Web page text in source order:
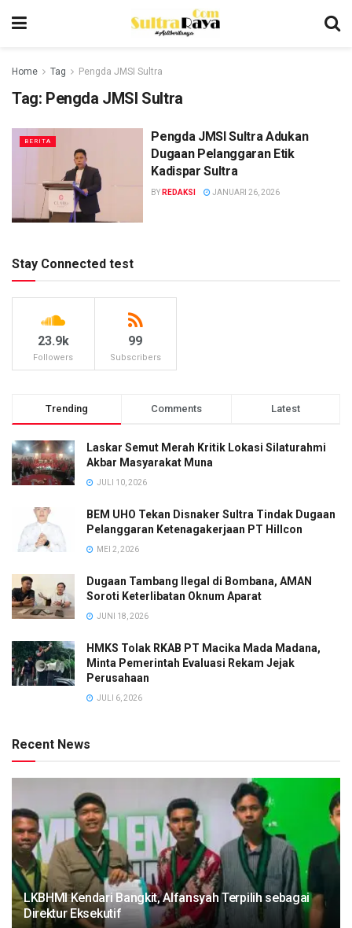
Home Tag Pengda JMSI Sultra
Tag: Pengda JMSI Sultra
BERITA
Pengda JMSI Sultra Adukan
Dugaan Pelanggaran Etik
Kadispar Sultra
BY REDAKSI JANUARI 26, 2026
Stay Connected test
23.9k
Followers
99
Subscribers
Trending Comments Latest
Laskar Semut Merah Kritik Lokasi Silaturahmi
Akbar Masyarakat Muna
JULI 10, 2026
BEM UHO Tekan Disnaker Sultra Tindak Dugaan
Pelanggaran Ketenagakerjaan PT Hillcon
MEI 2, 2026
Dugaan Tambang Ilegal di Bombana, AMAN
Soroti Keterlibatan Oknum Aparat
JUNI 18, 2026
HMKS Tolak RKAB PT Macika Mada Madana,
Minta Pemerintah Evaluasi Rekam Jejak
Perusahaan
JULI 6, 2026
Recent News
LKBHMI Kendari Bangkit, Alfansyah Terpilih sebagai
Direktur Eksekutif